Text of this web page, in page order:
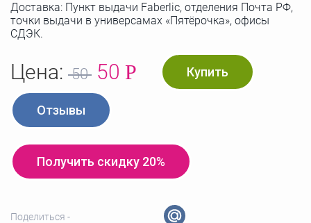
Доставка: Пункт выдачи Faberlic, отделения Почта РФ,
точки выдачи в универсамах «Пятёрочка», офисы
СДЭК.
Цена: 50 50 Р Купить
Отзывы
Получить скидку 20%
Поделиться -